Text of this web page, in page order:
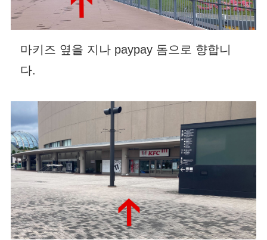
마키즈 옆을 지나 paypay 돔으로 향합니
다.